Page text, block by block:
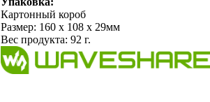
Картонный короб
Размер: 160 х 108 х 29мм
Вес продукта: 92 г.